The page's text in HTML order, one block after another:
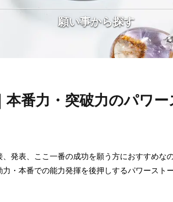
願い事から探す
番力・突破力のパワ
発表、ここ一番の成功を願う方におすすめな
力・本番での能力発揮を後押しするパワースト